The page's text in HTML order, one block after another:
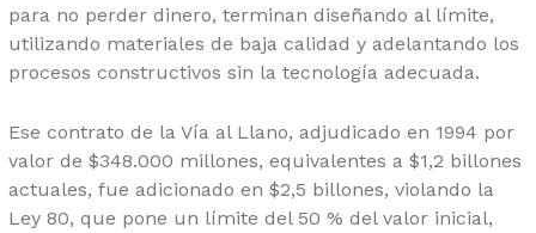
para no perder dinero, terminan diseñando al límite,
utilizando materiales de baja calidad y adelantando los
procesos constructivos sin la tecnología adecuada.
Ese contrato de la Vía al Llano, adjudicado en 1994 por
valor de $348.000 millones, equivalentes a $1,2 billones
actuales, fue adicionado en $2,5 billones, violando la
Ley 80, que pone un límite del 50 % del valor inicial,